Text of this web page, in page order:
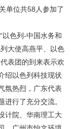
单位共58人参加了
以色列-中国水务和
大使高燕平、以色
表团的到来表示欢
绍以色列科技现状
氛热烈，广东代表
行了充分交流。
计院、华南理工大